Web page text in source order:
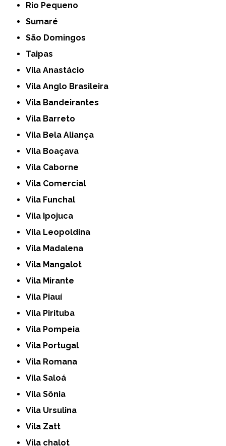
Rio Pequeno
Sumaré
São Domingos
Taipas
Vila Anastácio
Vila Anglo Brasileira
Vila Bandeirantes
Vila Barreto
Vila Bela Aliança
Vila Boaçava
Vila Caborne
Vila Comercial
Vila Funchal
Vila Ipojuca
Vila Leopoldina
Vila Madalena
Vila Mangalot
Vila Mirante
Vila Piauí
Vila Pirituba
Vila Pompeia
Vila Portugal
Vila Romana
Vila Saloá
Vila Sônia
Vila Ursulina
Vila Zatt
Vila chalot